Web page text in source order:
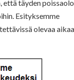
että täyden
Esityksemme
olevaa